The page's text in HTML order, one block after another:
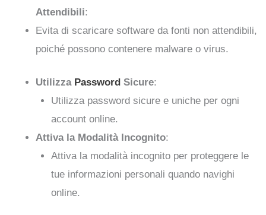
Attendibili:
Evita di scaricare software da fonti non attendibili,
poiché possono contenere malware o virus.
Utilizza Password Sicure:
Utilizza password sicure e uniche per ogni
account online.
Attiva la Modalità Incognito:
Attiva la modalità incognito per proteggere le
tue informazioni personali quando navighi
online.